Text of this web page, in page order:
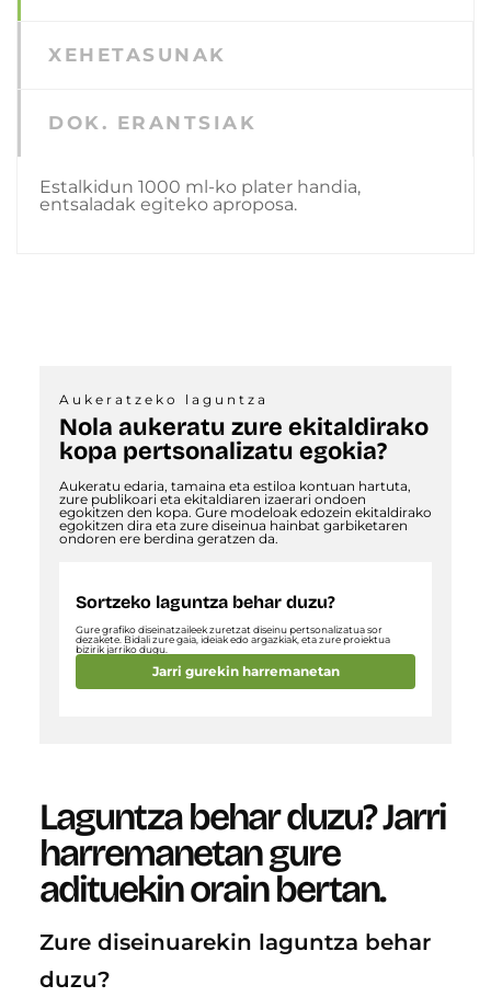
XEHETASUNAK
DOK. ERANTSIAK
Estalkidun 1000 ml-ko plater handia,
entsaladak egiteko aproposa.
Aukeratzeko laguntza
Nola aukeratu zure ekitaldirako
kopa pertsonalizatu egokia?
Aukeratu edaria, tamaina eta estiloa kontuan hartuta,
zure publikoari eta ekitaldiaren izaerari ondoen
egokitzen den kopa. Gure modeloak edozein ekitaldirako
egokitzen dira eta zure diseinua hainbat garbiketaren
ondoren ere berdina geratzen da.
Sortzeko laguntza behar duzu?
Gure grafiko diseinatzaileek zuretzat diseinu pertsonalizatua sor
dezakete. Bidali zure gaia, ideiak edo argazkiak, eta zure proiektua
bizirik jarriko dugu.
Jarri gurekin harremanetan
Laguntza behar duzu?Jarri
harremanetan gure
adituekin orain bertan.
Zure diseinuarekin laguntza behar
duzu?